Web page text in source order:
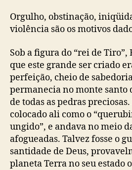
Orgulho, obstinação,
violência são os motivos
Sob a figura do “rei de
que este grande ser criado
perfeição, cheio de
permanecia no monte santo
de todas as pedras
colocado ali como o
ungido”, e andava no meio
afogueadas. Talvez fosse o
santidade de Deus,
planeta Terra no seu estado